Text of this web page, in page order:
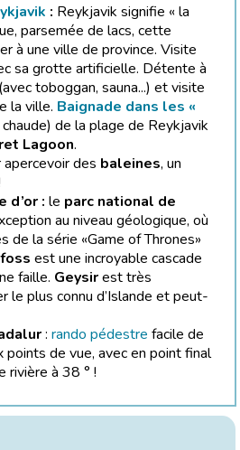
: Reykjavik signifie « la
parsemée de lacs, cette
à une ville de province. Visite
sa grotte artificielle. Détente à
(avec toboggan, sauna...) et visite
la ville. Baignade dans les «
chaude) de la plage de Reykjavik
Lagoon.
apercevoir des baleines, un
d’or : le parc national de
au niveau géologique, où
de la série «Game of Thrones»
est une incroyable cascade
faille. Geysirest très
le plus connu d’Islande et peut-
: rando pédestre facile de
de vue, avec en point final
rivière à 38 ° !